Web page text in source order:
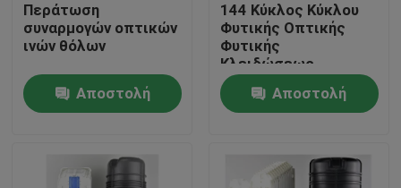
Περίπου εμείς
Περάτωση
συναρμογών οπτικών
ινών θόλων
Αποστολή
144 Κύκλος Κύκλου
Φυτικής Οπτικής
Φυτικής
Κλειδώσεως
Αποστολή